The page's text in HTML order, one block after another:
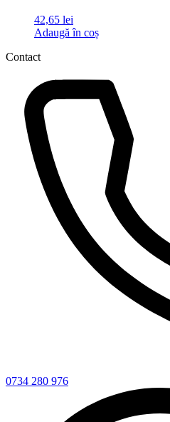
42,65 lei
Adaugă în coș
Contact
0734 280 976